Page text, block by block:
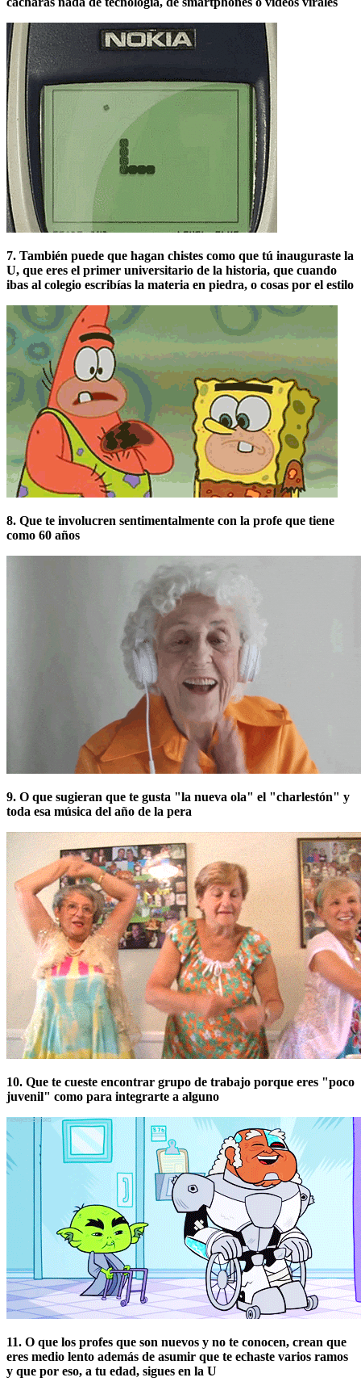
7. También puede que hagan chistes como que tú inauguraste la
U, que eres el primer universitario de la historia, que cuando
ibas al colegio escribías la materia en piedra, o cosas por el estilo
8. Que te involucren sentimentalmente con la profe que tiene
como 60 años
9. O que sugieran que te gusta "la nueva ola" el "charlestón" y
toda esa música del año de la pera
10. Que te cueste encontrar grupo de trabajo porque eres "poco
juvenil" como para integrarte a alguno
11. O que los profes que son nuevos y no te conocen, crean que
eres medio lento además de asumir que te echaste varios ramos
y que por eso, a tu edad, sigues en la U